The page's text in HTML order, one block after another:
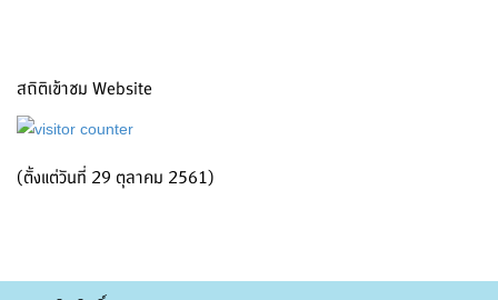
สถิติเข้าชม Website
(ตั้งแต่วันที่ 29 ตุลาคม 2561)